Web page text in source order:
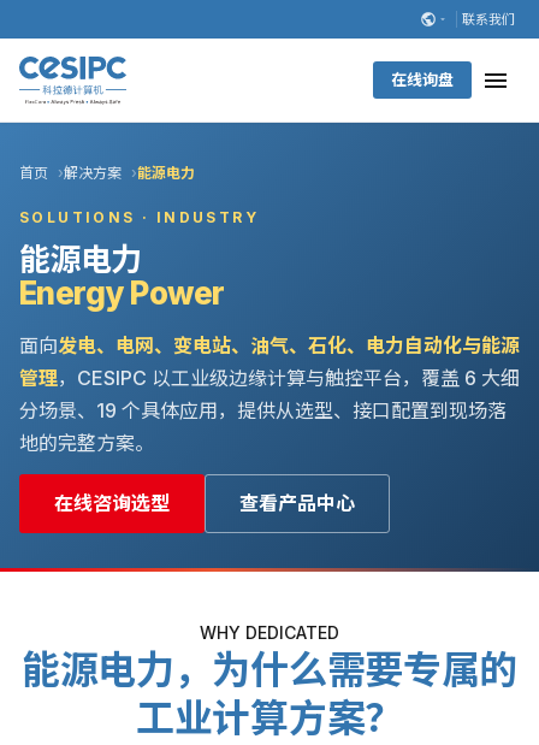
联系我们
在线询盘
首页 解决方案 能源电力
SOLUTIONS · INDUSTRY
能源电力
Energy Power
面向发电、电网、变电站、油气、石化、电力自动化与能源
管理，CESIPC 以工业级边缘计算与触控平台，覆盖 6 大细
分场景、19 个具体应用，提供从选型、接口配置到现场落
地的完整方案。
在线咨询选型 查看产品中心
WHY DEDICATED
能源电力，为什么需要专属的
工业计算方案？